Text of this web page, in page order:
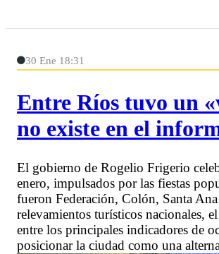
30 Ene 18:31
Entre Ríos tuvo un
no existe en el
El gobierno de Rogelio Frigerio
enero, impulsados por las fiestas
fueron Federación, Colón, Santa
relevamientos turísticos nacionales,
entre los principales indicadores de
posicionar la ciudad como una